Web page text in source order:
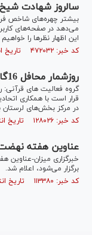
سالروز شهادت
بیشتر چهره‌های شاخص
می‌دهد در صفحه‌های
این اظهار نظر‌ها را
کد خبر: ۴۷۲۰۳۲ تاریخ انتشار : ۱۳۹۷/۰۹/۱۰
روزشمار محافل 16گانه قرآنی لرستان منتشر شد
قرار است با همکاری
در مرکز بخش‌های لرستان
کد خبر: ۱۲۸۰۲۶ تاریخ انتشار : ۱۳۹۴/۱۱/۱۰
عناوین هفته
برگزار می‌شود، اعلام شد.
کد خبر: ۱۱۳۳۸۰ تاریخ انتشار : ۱۳۹۴/۱۰/۰۴